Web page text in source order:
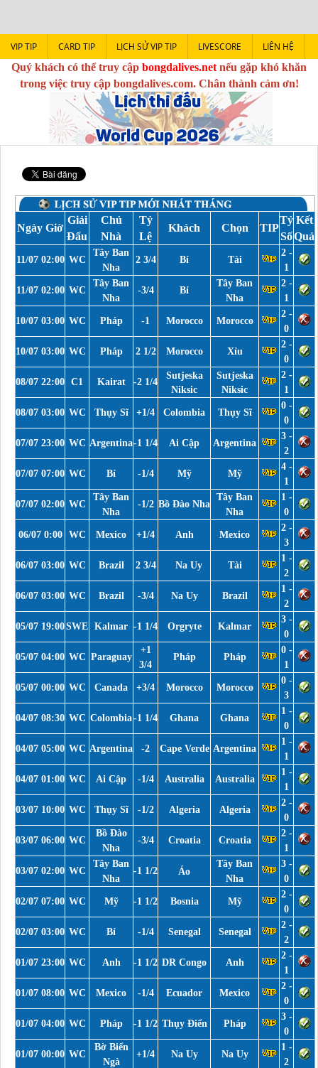
VIP TIP CARD TIP LỊCH SỬ VIP TIP LIVESCORE
LIÊN HỆ
Quý khách có thể truy cập bongdalives.net nếu gặp khó khăn
trong việc truy cập bongdalives.com. Chân thành cảm ơn!
Ngày Giờ
Giải
Đấu
Chủ
Nhà
Tỷ
Lệ
Khách Chọn TIP
Tỷ
Số
Kết
Quả
11/07 02:00 WC
Tây Ban
Nha
2 3/4 Bỉ Tài
2 -
1
11/07 02:00 WC
Tây Ban
Nha
-3/4 Bỉ
Tây Ban
Nha
2 -
1
10/07 03:00 WC Pháp -1 Morocco Morocco
2 -
0
10/07 03:00 WC Pháp 2 1/2 Morocco Xỉu
2 -
0
08/07 22:00 C1 Kairat -2 1/4
Sutjeska
Niksic
Sutjeska
Niksic
2 -
1
08/07 03:00 WC Thụy Sĩ +1/4 Colombia Thụy Sĩ
0 -
0
07/07 23:00 WC Argentina-1 1/4 Ai Cập Argentina
3 -
2
07/07 07:00 WC Bỉ -1/4 Mỹ Mỹ
4 -
1
07/07 02:00 WC
Tây Ban
Nha
-1/2 Bồ Đào Nha
Tây Ban
Nha
1 -
0
06/07 0:00 WC Mexico +1/4 Anh Mexico
2 -
3
06/07 03:00 WC Brazil 2 3/4 Na Uy Tài
1 -
2
06/07 03:00 WC Brazil -3/4 Na Uy Brazil
1 -
2
05/07 19:00SWE Kalmar -1 1/4 Orgryte Kalmar
3 -
0
05/07 04:00 WC Paraguay
+1
3/4
Pháp Pháp
0 -
1
05/07 00:00 WC Canada +3/4 Morocco Morocco
0 -
3
04/07 08:30 WC Colombia-1 1/4 Ghana Ghana
1 -
0
04/07 05:00 WC Argentina -2 Cape Verde Argentina
1 -
1
04/07 01:00 WC Ai Cập -1/4 Australia Australia
1 -
1
03/07 10:00 WC Thụy Sĩ -1/2 Algeria Algeria
2 -
0
03/07 06:00 WC
Bồ Đào
Nha
-3/4 Croatia Croatia
2 -
1
03/07 02:00 WC
Tây Ban
Nha
-1 1/2 Áo
Tây Ban
Nha
3 -
0
02/07 07:00 WC Mỹ -1 1/2 Bosnia Mỹ
2 -
0
02/07 03:00 WC Bỉ -1/4 Senegal Senegal
2 -
2
01/07 23:00 WC Anh -1 1/2 DR Congo Anh
2 -
1
01/07 08:00 WC Mexico -1/4 Ecuador Mexico
2 -
0
01/07 04:00 WC Pháp -1 1/2 Thụy Điển Pháp
3 -
0
01/07 00:00 WC
Bờ Biển
Ngà
+1/4 Na Uy Na Uy
1 -
2